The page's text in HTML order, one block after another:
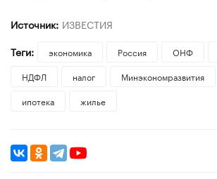
Источник: ИЗВЕСТИЯ
Теги:
экономика Россия ОНФ
НДФЛ
налог Минэкономразвития
ипотека
жилье